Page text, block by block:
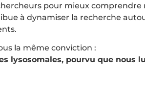
pour mieux comprendre
à dynamiser la recherche
la même conviction :
lysosomales, pourvu que nous